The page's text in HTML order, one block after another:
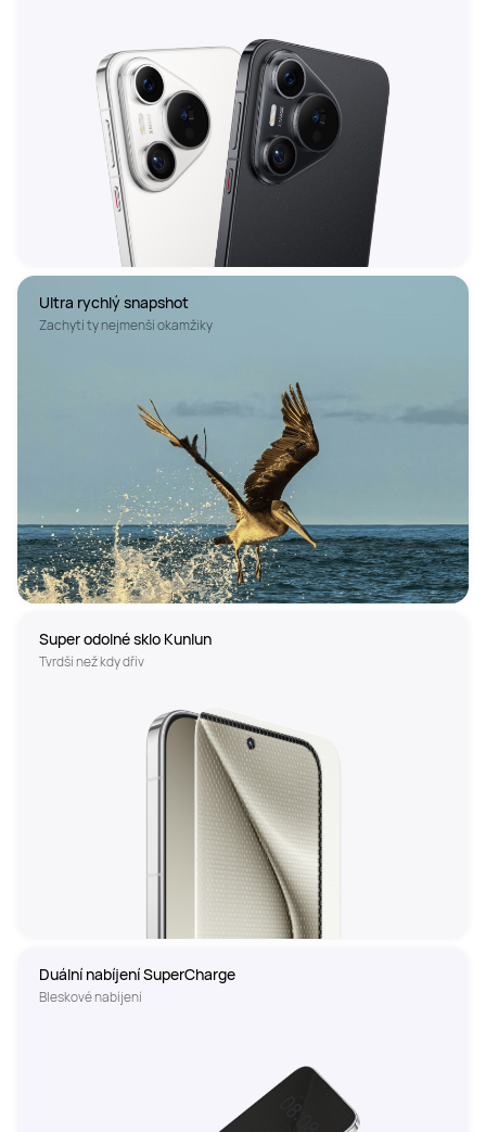
Ultra rychlý snapshot
Zachytí ty nejmenší okamžiky
Super odolné sklo Kunlun
Tvrdší než kdy dřív
Duální nabíjení SuperCharge
Bleskové nabíjení